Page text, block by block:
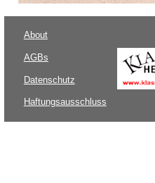
About
AGBs
Datenschutz
Haftungsausschluss